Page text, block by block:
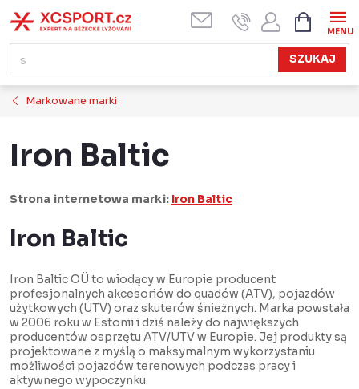
do
treści
SZUKAJ
Markowane marki
Iron Baltic
Strona internetowa marki: Iron Baltic
Iron Baltic
Iron Baltic OÜ to wiodący w Europie producent
profesjonalnych akcesoriów do quadów (ATV), pojazdów
użytkowych (UTV) oraz skuterów śnieżnych. Marka powstała
w 2006 roku w Estonii i dziś należy do największych
producentów osprzętu ATV/UTV w Europie. Jej produkty są
projektowane z myślą o maksymalnym wykorzystaniu
możliwości pojazdów terenowych podczas pracy i
aktywnego wypoczynku.